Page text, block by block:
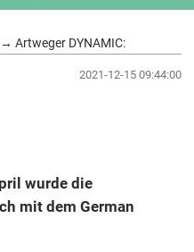
→ Artweger DYNAMIC:
2021-12-15 09:44:00
wurde die
mit dem German